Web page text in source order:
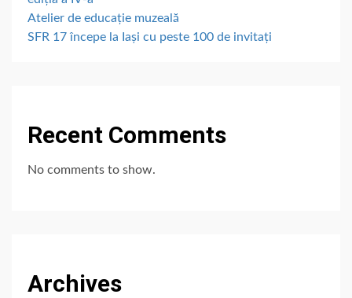
Atelier de educație muzeală
SFR 17 începe la Iași cu peste 100 de invitați
Recent Comments
No comments to show.
Archives